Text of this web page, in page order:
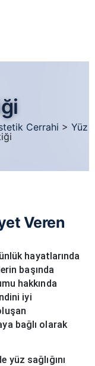
Cerrahi > Yüz
Veren
hayatlarında
başında
hakkında
iyi
bağlı olarak
yüz sağlığını